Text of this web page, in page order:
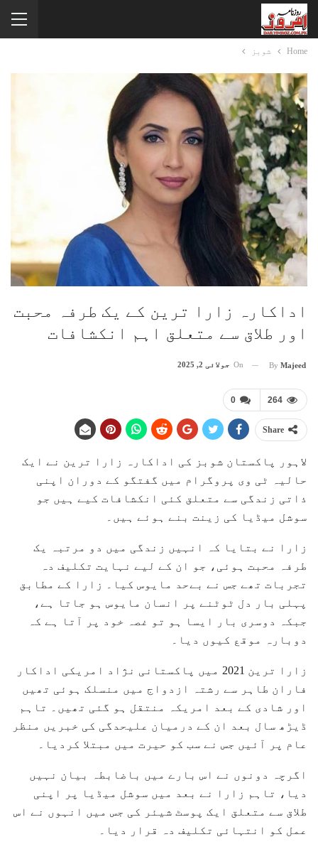
Home شوبز
اداکارہ زارا ترین کے یک طرفہ محبت
اور طلاق سے متعلق اہم انکشافات
By Majeed
On جولائی 2, 2025
0 264
Share
لاہور پاکستان شوبز کی اداکارہ زارا ترین نے ایک
حالیہ ٹی وی پروگرام میں گفتگو کے دوران اپنی
ذاتی زندگی سے متعلق کئی انکشافات کیے ہیں جو
سوشل میڈیا کی زینت بنے ہوئے ہیں۔
زارا نے بتایا کہ انہیں زندگی میں دو مرتبہ یک
طرفہ محبت ہوئی، جو ان کے لیے نہایت تکلیف دہ
تجربات تھے جس نے بےحد مایوس کیا۔ زارا کے مطابق
پہلی بار دل ٹوٹنے پر انسان مایوس ہو جاتا ہے،
جبکہ دوسری بار ایسا ہو تو غصہ خود پر آتا ہے کہ
دوبارہ موقع کیوں دیا۔
زارا ترین 2021 میں پاکستانی نژاد امریکی اداکار
فاران طاہر سے رشتہ ازدواج میں منسلک ہوئی تھیں
اور شادی کے بعد امریکہ منتقل ہو گئی تھیں۔ تاہم
ڈیڑھ سال بعد ان کے درمیان علیحدگی کی خبریں منظر
عام پر آئیں جس نے سب کو حیرت میں مبتلا کردیا۔
اگرچہ دونوں نے اس بارے میں باضابطہ بیان نہیں
دیا، تاہم زارا نے بعد میں سوشل میڈیا پر اپنی
طلاق سے متعلق ایک پوسٹ شیئر کی جس میں انہوں نے اس
عمل کو انتہائی تکلیف دہ قرار دیا۔